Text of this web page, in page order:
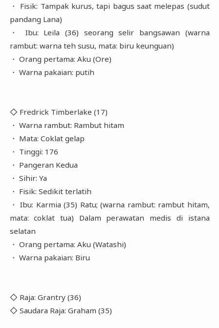
・ Fisik: Tampak kurus, tapi bagus saat melepas (sudut
pandang Lana)
・ Ibu: Leila (36) seorang selir bangsawan (warna
rambut: warna teh susu, mata: biru keunguan)
・ Orang pertama: Aku (Ore)
・ Warna pakaian: putih
◇ Fredrick Timberlake (17)
・ Warna rambut: Rambut hitam
・ Mata: Coklat gelap
・ Tinggi: 176
・ Pangeran Kedua
・ Sihir: Ya
・ Fisik: Sedikit terlatih
・ Ibu: Karmia (35) Ratu; (warna rambut: rambut hitam,
mata: coklat tua) Dalam perawatan medis di istana
selatan
・ Orang pertama: Aku (Watashi)
・ Warna pakaian: Biru
◇ Raja: Grantry (36)
◇ Saudara Raja: Graham (35)